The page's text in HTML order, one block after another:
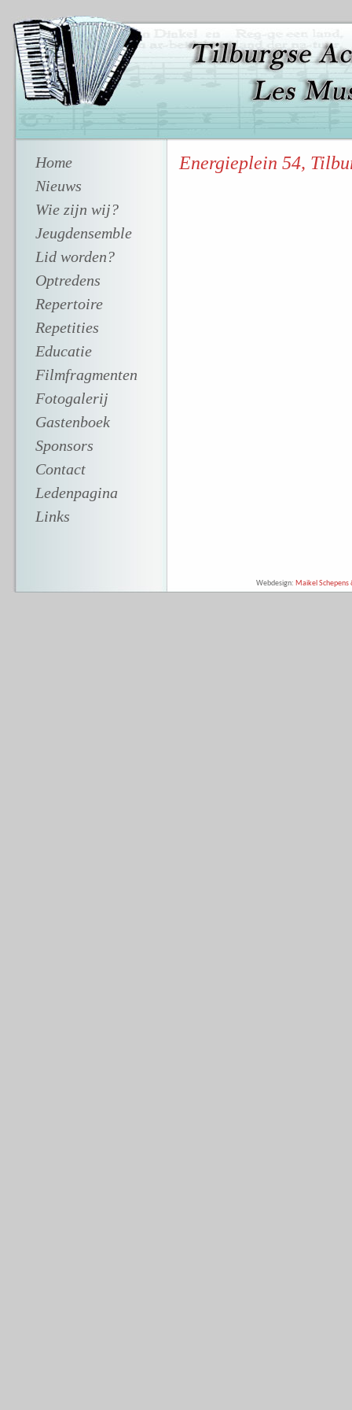
Home
Nieuws
Wie zijn wij?
Jeugdensemble
Lid worden?
Optredens
Repertoire
Repetities
Educatie
Filmfragmenten
Fotogalerij
Gastenboek
Sponsors
Contact
Ledenpagina
Links
Energieplein 54,
Webdesign: Maikel Schepens